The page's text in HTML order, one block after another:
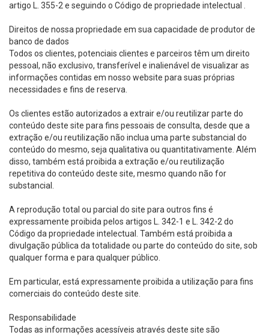
artigo L. 355-2 e seguindo o Código de propriedade intelectual .
Direitos de nossa propriedade em sua capacidade de produtor de
banco de dados
Todos os clientes, potenciais clientes e parceiros têm um direito
pessoal, não exclusivo, transferível e inalienável de visualizar as
informações contidas em nosso website para suas próprias
necessidades e fins de reserva.
Os clientes estão autorizados a extrair e/ou reutilizar parte do
conteúdo deste site para fins pessoais de consulta, desde que a
extração e/ou reutilização não inclua uma parte substancial do
conteúdo do mesmo, seja qualitativa ou quantitativamente. Além
disso, também está proibida a extração e/ou reutilização
repetitiva do conteúdo deste site, mesmo quando não for
substancial.
A reprodução total ou parcial do site para outros fins é
expressamente proibida pelos artigos L. 342-1 e L. 342-2 do
Código da propriedade intelectual. Também está proibida a
divulgação pública da totalidade ou parte do conteúdo do site, sob
qualquer forma e para qualquer público.
Em particular, está expressamente proibida a utilização para fins
comerciais do conteúdo deste site.
Responsabilidade
Todas as informações acessíveis através deste site são